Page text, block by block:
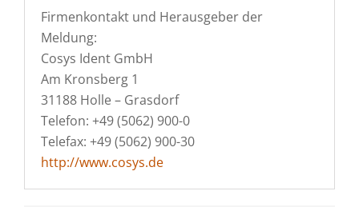
Firmenkontakt und Herausgeber der
Meldung:
Cosys Ident GmbH
Am Kronsberg 1
31188 Holle – Grasdorf
Telefon: +49 (5062) 900-0
Telefax: +49 (5062) 900-30
http://www.cosys.de